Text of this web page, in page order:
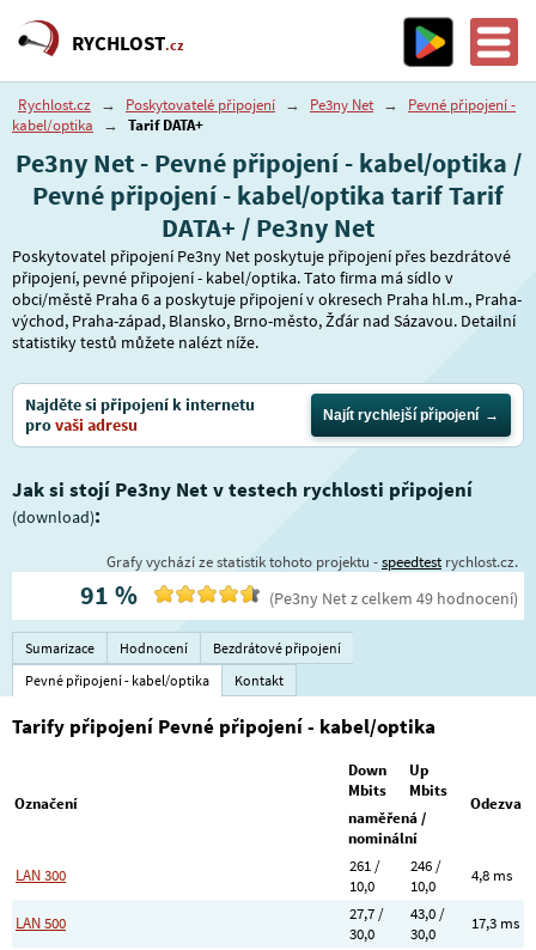
RYCHLOST.cz
Rychlost.cz → Poskytovatelé připojení → Pe3ny Net →
Pevné připojení -
kabel/optika
→ Tarif DATA+
Pe3ny Net - Pevné připojení - kabel/optika /
Pevné připojení - kabel/optika tarif Tarif
DATA+ / Pe3ny Net
Poskytovatel připojení Pe3ny Net poskytuje připojení přes bezdrátové
připojení, pevné připojení - kabel/optika. Tato firma má sídlo v
obci/městě Praha 6 a poskytuje připojení v okresech Praha hl.m., Praha-
východ, Praha-západ, Blansko, Brno-město, Žďár nad Sázavou. Detailní
statistiky testů můžete nalézt níže.
Najděte si připojení k internetu
provaši adresu Najít rychlejší připojení
Jak si stojí Pe3ny Net v testech rychlosti připojení
(download):
Grafy vychází ze statistik tohoto projektu -speedtestrychlost.cz.
91 % (Pe3ny Netz celkem 49hodnocení)
Sumarizace Hodnocení
Bezdrátové připojení
Pevné připojení - kabel/optika
Kontakt
Tarify připojení Pevné připojení - kabel/optika
Označení
Down
Mbits
Up
Mbits
Odezva
naměřená /
nominální
LAN 300
261 /
10,0
246 /
10,0
4,8 ms
LAN 500
27,7 /
30,0
43,0 /
30,0
17,3 ms